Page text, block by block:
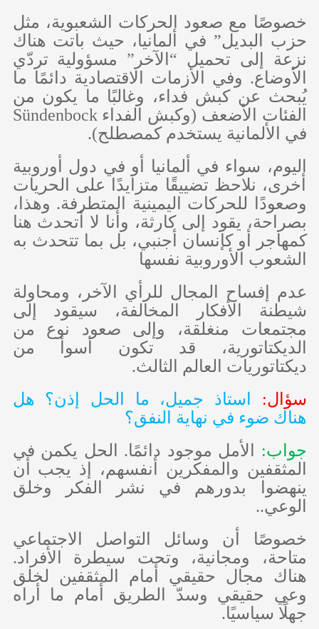
خصوصًا مع صعود الحركات الشعبوية، مثل
حزب البديل” في ألمانيا، حيث باتت هناك
نزعة إلى تحميل “الآخر” مسؤولية تردّي
الأوضاع. وفي الأزمات الاقتصادية دائمًا ما
يُبحث عن كبش فداء، وغالبًا ما يكون من
الفئات الأضعف (وكبش الفداءSündenbock
في الألمانية يستخدم كمصطلح).
اليوم، سواء في ألمانيا أو في دول أوروبية
أخرى، نلاحظ تضييقًا متزايدًا على الحريات
وصعودًا للحركات اليمينية المتطرفة. وهذا،
بصراحة، يقود إلى كارثة، وأنا لا أتحدث هنا
كمهاجر أو كإنسان أجنبي، بل بما تتحدث به
الشعوب الأوروبية نفسها
عدم إفساح المجال للرأي الآخر، ومحاولة
شيطنة الأفكار المخالفة، سيقود إلى
مجتمعات منغلقة، وإلى صعود نوع من
الديكتاتورية، قد تكون أسوأ من
ديكتاتوريات العالم الثالث.
سؤال:
استاذ جميل، ما الحل إذن؟ هل
هناك ضوء في نهاية النفق؟
جواب:
الأمل موجود دائمًا. الحل يكمن في
المثقفين والمفكرين أنفسهم، إذ يجب أن
ينهضوا بدورهم في نشر الفكر وخلق
الوعي..
خصوصًا أن وسائل التواصل الاجتماعي
متاحة، ومجانية، وتحت سيطرة الأفراد.
هناك مجال حقيقي أمام المثقفين لخلق
وعي حقيقي وسدّ الطريق أمام ما أراه
جهلًا سياسيًا.